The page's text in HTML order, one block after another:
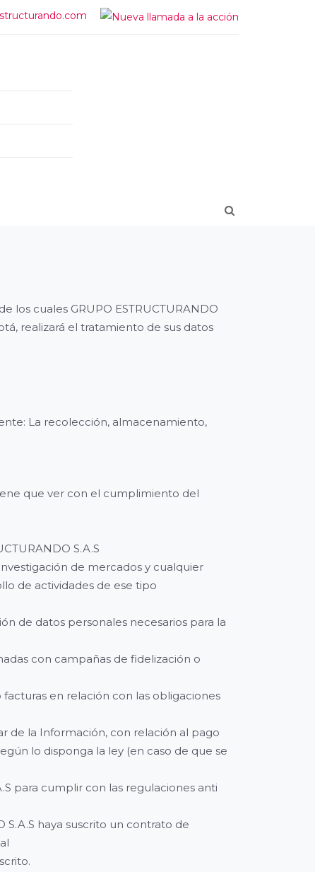
los cuales GRUPO ESTRUCTURANDO
realizará el tratamiento de sus datos
La recolección, almacenamiento,
que ver con el cumplimiento del
S.A.S
de mercados y cualquier
de actividades de ese tipo
de datos personales necesarios para la
con campañas de fidelización o
en relación con las obligaciones
de la Información, con relación al pago
lo disponga la ley (en caso de que se
para cumplir con las regulaciones anti
S.A.S haya suscrito un contrato de